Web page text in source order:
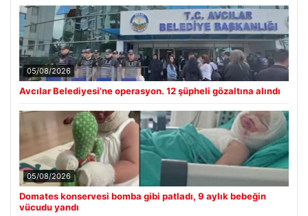
05/08/2026
Avcılar Belediyesi’ne operasyon. 12 şüpheli gözaltına alındı
05/08/2026
Domates konservesi bomba gibi patladı, 9 aylık bebeğin
vücudu yandı